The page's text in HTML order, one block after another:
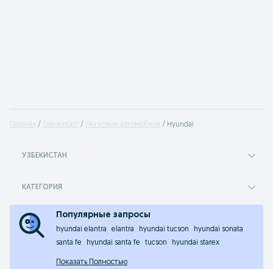
Главная Транспорт Легковые автомобили Hyundai
УЗБЕКИСТАН
КАТЕГОРИЯ
Популярные запросы
hyundai elantra elantra hyundai tucson
hyundai sonata
santa fe
hyundai santa fe tucson hyundai starex
Показать Полностью